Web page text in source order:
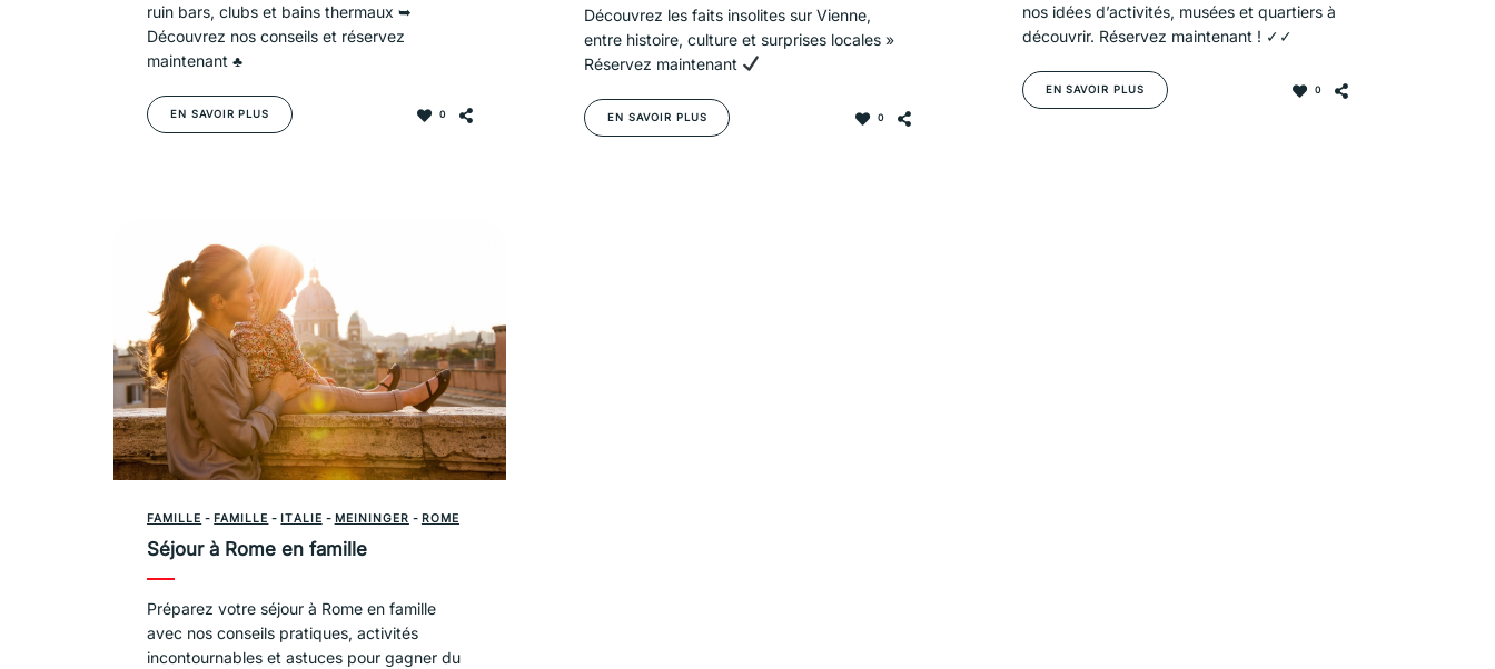
ruin bars, clubs et bains thermaux ➥
Découvrez nos conseils et réservez
maintenant ♣
EN SAVOIR PLUS 0
Découvrez les faits insolites sur Vienne,
entre histoire, culture et surprises locales »
Réservez maintenant
EN SAVOIR PLUS 0
nos idées d’activités, musées et quartiers à
découvrir. Réservez maintenant ! ✓✓
EN SAVOIR PLUS 0
FAMILLE - FAMILLE - ITALIE - MEININGER - ROME
Séjour à Rome en famille
Préparez votre séjour à Rome en famille
avec nos conseils pratiques, activités
incontournables et astuces pour gagner du